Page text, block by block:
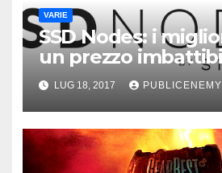
VARIE
SSD Nodes: i
un prezzo
LUG 18, 2017 PUBLICENEMY